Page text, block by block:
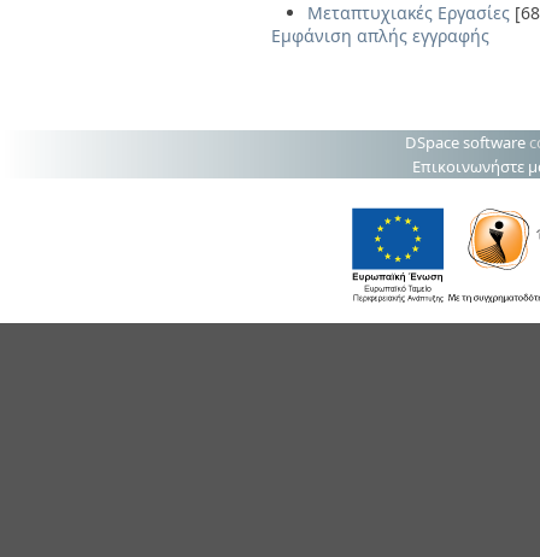
Μεταπτυχιακές Εργασίες
Εμφάνιση απλής εγγραφής
DSpace software
Επικοινωνήστε